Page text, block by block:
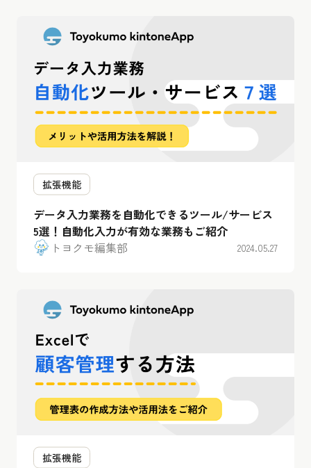
拡張機能
データ入力業務を自動化できるツール/サービス
5選！自動化入力が有効な業務もご紹介
トヨクモ編集部
2024.05.27
拡張機能